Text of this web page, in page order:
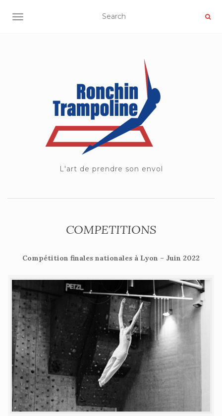
OUVRIR/FERMER LA NAVIGATION
L'art de prendre son envol
COMPETITIONS
Compétition finales nationales à Lyon – Juin 2022